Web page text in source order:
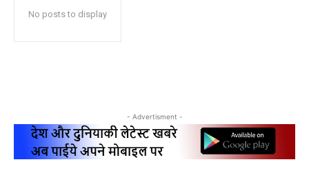
No posts to display
- Advertisment -